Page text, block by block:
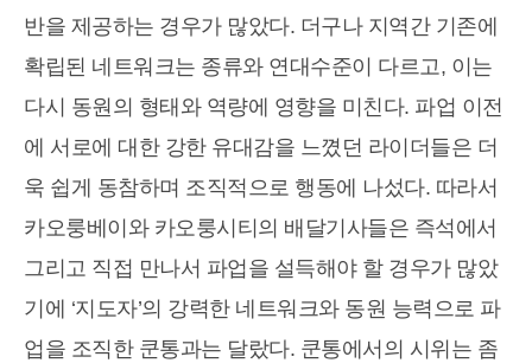
반을 제공하는 경우가 많았다. 더구나 지역간 기존에
확립된 네트워크는 종류와 연대수준이 다르고, 이는
다시 동원의 형태와 역량에 영향을 미친다. 파업 이전
에 서로에 대한 강한 유대감을 느꼈던 라이더들은 더
욱 쉽게 동참하며 조직적으로 행동에 나섰다. 따라서
카오룽베이와 카오룽시티의 배달기사들은 즉석에서
그리고 직접 만나서 파업을 설득해야 할 경우가 많았
기에 ‘지도자’의 강력한 네트워크와 동원 능력으로 파
업을 조직한 쿤통과는 달랐다. 쿤통에서의 시위는 좀